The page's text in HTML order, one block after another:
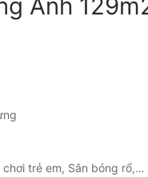
Anh
trẻ em, Sân bóng rổ,…